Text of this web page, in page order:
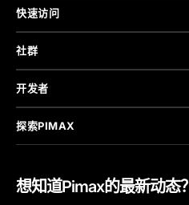
快速访问
社群
开发者
探索PIMAX
想知道Pimax的最新动态？